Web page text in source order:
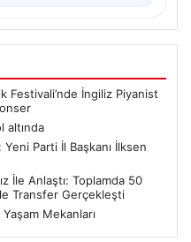
Festivali’nde İngiliz Piyanist
altında
Parti İl Başkanı İlksen
İle Anlaştı: Toplamda 50
Transfer Gerçekleşti
Mekanları